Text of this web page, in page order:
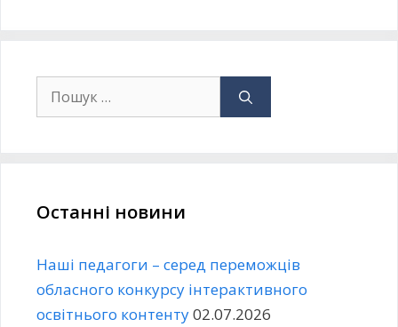
Останні новини
Наші педагоги – серед переможців
обласного конкурсу інтерактивного
освітнього контенту02.07.2026